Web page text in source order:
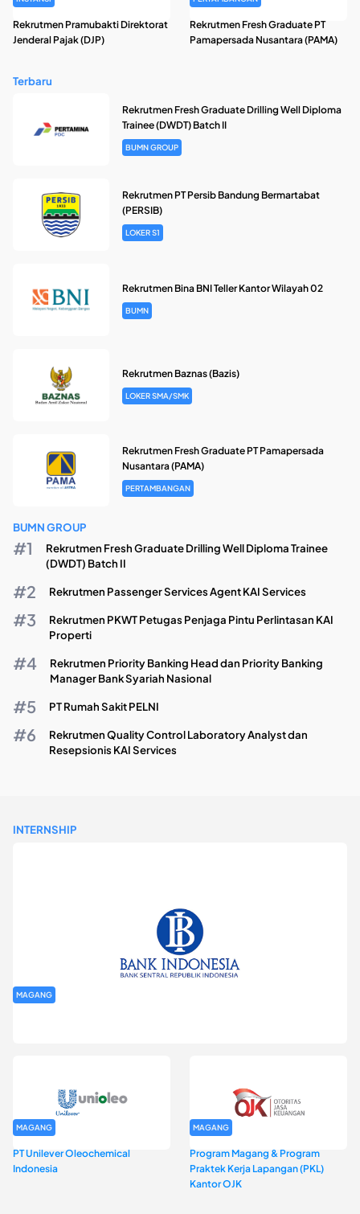
Rekrutmen Pramubakti Direktorat
Jenderal Pajak (DJP)
Rekrutmen Fresh Graduate PT
Pamapersada Nusantara (PAMA)
Terbaru
Rekrutmen Fresh Graduate Drilling Well Diploma
Trainee (DWDT) Batch II
BUMN GROUP
Rekrutmen PT Persib Bandung Bermartabat
(PERSIB)
LOKER S1
Rekrutmen Bina BNI Teller Kantor Wilayah 02
BUMN
Rekrutmen Baznas (Bazis)
LOKER SMA/SMK
Rekrutmen Fresh Graduate PT Pamapersada
Nusantara (PAMA)
PERTAMBANGAN
BUMN GROUP
Rekrutmen Fresh Graduate Drilling Well Diploma Trainee
(DWDT) Batch II
Rekrutmen Passenger Services Agent KAI Services
Rekrutmen PKWT Petugas Penjaga Pintu Perlintasan KAI
Properti
Rekrutmen Priority Banking Head dan Priority Banking
Manager Bank Syariah Nasional
PT Rumah Sakit PELNI
Rekrutmen Quality Control Laboratory Analyst dan
Resepsionis KAI Services
INTERNSHIP
MAGANG
MAGANG
PT Unilever Oleochemical
Indonesia
MAGANG
Program Magang & Program
Praktek Kerja Lapangan (PKL)
Kantor OJK